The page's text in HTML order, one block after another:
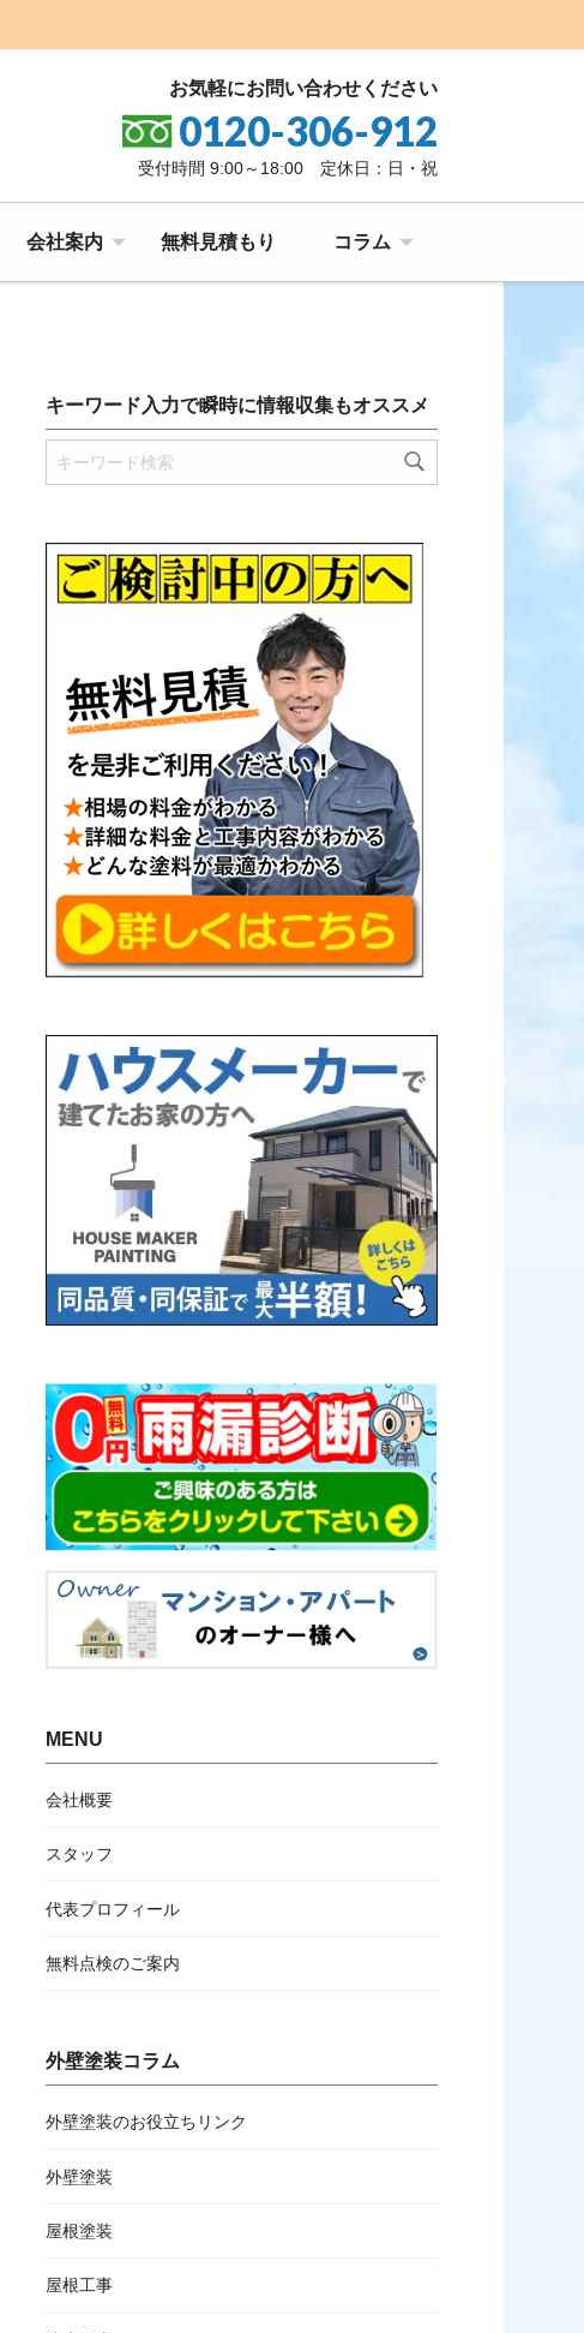
お気軽にお問い合わせください
0120-306-912
受付時間 9:00～18:00 定休日：日・祝
会社案内 無料見積もり コラム
キーワード入力で瞬時に情報収集もオススメ
MENU
会社概要
スタッフ
代表プロフィール
無料点検のご案内
外壁塗装コラム
外壁塗装のお役立ちリンク
外壁塗装
屋根塗装
屋根工事